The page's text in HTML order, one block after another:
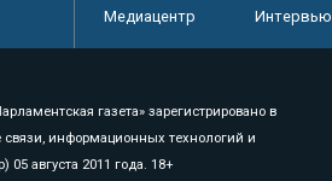
Медиацентр
Интервью
газета» зарегистрировано в
информационных технологий и
августа 2011 года. 18+